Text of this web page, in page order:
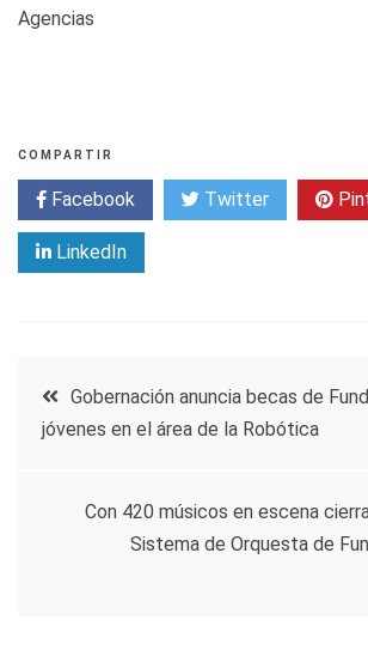
Agencias
COMPARTIR
Facebook Twitter
LinkedIn
Navegación
de
entradas
Gobernación anuncia becas de
jóvenes en el área de la Robótica
Con 420 músicos en escena
Sistema de Orquesta de